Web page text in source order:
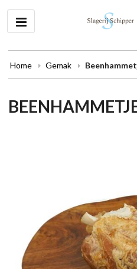
Home Gemak